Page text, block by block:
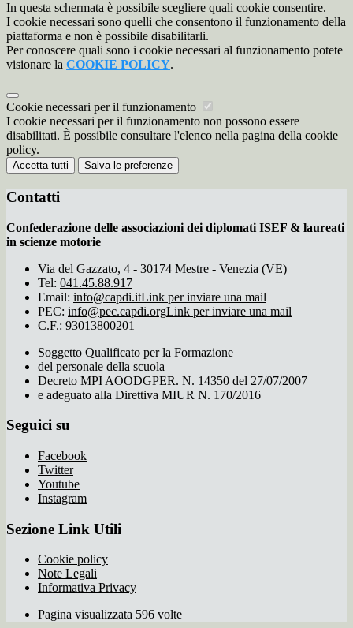
In questa schermata è possibile scegliere quali cookie consentire.
I cookie necessari sono quelli che consentono il funzionamento della
piattaforma e non è possibile disabilitarli.
Per conoscere quali sono i cookie necessari al funzionamento potete
visionare la COOKIE POLICY.
Cookie necessari per il funzionamento
I cookie necessari per il funzionamento non possono essere
disabilitati. È possibile consultare l'elenco nella pagina della cookie
policy.
Accetta tutti Salva le preferenze
Contatti
Confederazione delle associazioni dei diplomati ISEF & laureati
in scienze motorie
Via del Gazzato, 4 - 30174 Mestre - Venezia (VE)
Tel: 041.45.88.917
Email: info@capdi.itLink per inviare una mail
PEC: info@pec.capdi.orgLink per inviare una mail
C.F.: 93013800201
Soggetto Qualificato per la Formazione
del personale della scuola
Decreto MPI AOODGPER. N. 14350 del 27/07/2007
e adeguato alla Direttiva MIUR N. 170/2016
Seguici su
Facebook
Twitter
Youtube
Instagram
Sezione Link Utili
Cookie policy
Note Legali
Informativa Privacy
Pagina visualizzata 596 volte